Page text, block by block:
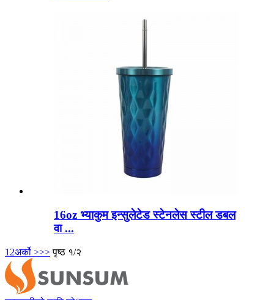
16oz भ्याकुम इन्सुलेटेड स्टेनलेस स्टील डबल
वा ...
1 2अर्को >>> पृष्ठ १/२